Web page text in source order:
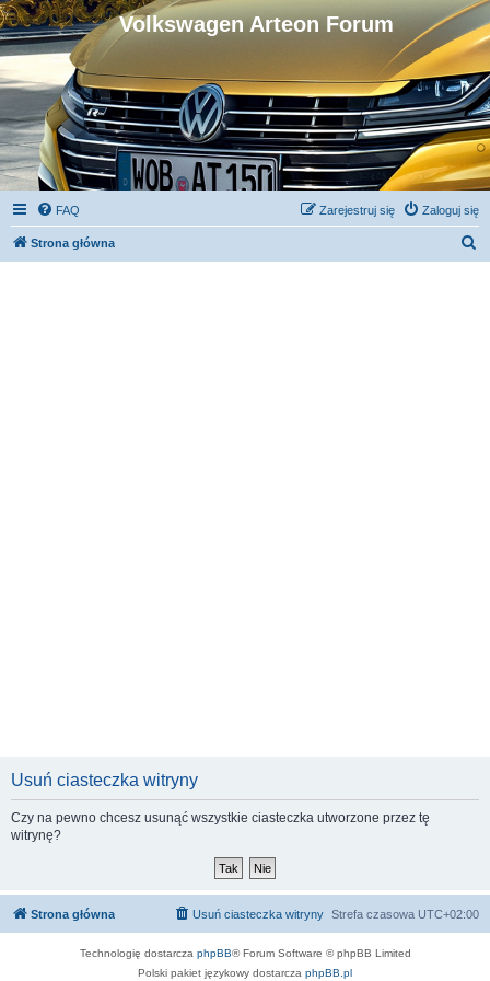
Volkswagen Arteon Forum
FAQ Zaloguj się
Zarejestruj się
Strona główna
Usuń ciasteczka witryny
Czy na pewno chcesz usunąć wszystkie ciasteczka utworzone przez tę
witrynę?
Strona główna Strefa czasowa UTC+02:00
Usuń ciasteczka witryny
Technologię dostarcza phpBB® Forum Software © phpBB Limited
Polski pakiet językowy dostarcza phpBB.pl